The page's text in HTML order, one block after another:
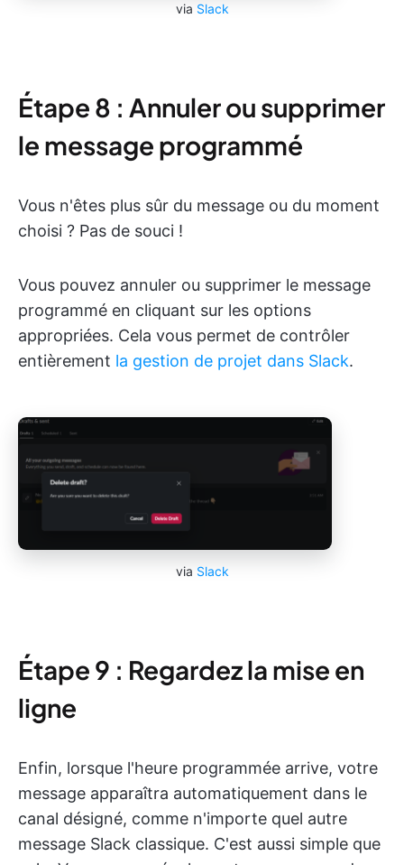
via Slack
Étape 8 : Annuler ou supprimer
le message programmé
Vous n'êtes plus sûr du message ou du moment
choisi ? Pas de souci !
Vous pouvez annuler ou supprimer le message
programmé en cliquant sur les options
appropriées. Cela vous permet de contrôler
entièrement la gestion de projet dans Slack.
via Slack
Étape 9 : Regardez la mise en
ligne
Enfin, lorsque l'heure programmée arrive, votre
message apparaîtra automatiquement dans le
canal désigné, comme n'importe quel autre
message Slack classique. C'est aussi simple que